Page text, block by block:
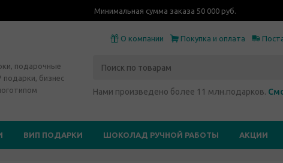
Минимальная сумма заказа 50 000 руб.
О компании Покупка и оплата
подарочные
подарки, бизнес
Нами произведено более 11 млн.подарков.
ВИП ПОДАРКИ ШОКОЛАД РУЧНОЙ РАБОТЫ АКЦИИ